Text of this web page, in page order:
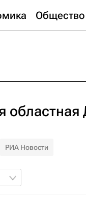
Общество
областная
РИА Новости